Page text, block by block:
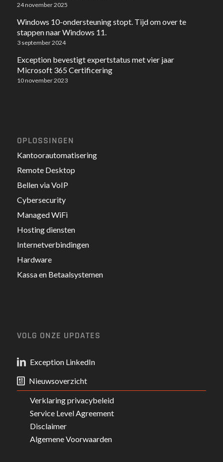
24 november 2025
Windows 10-ondersteuning stopt. Tijd om over te
stappen naar Windows 11.
3 september 2024
Exception bevestigt expertstatus met vier jaar
Microsoft 365 Certificering
10 november 2023
OPLOSSINGEN
Kantoorautomatisering
Remote Desktop
Bellen via VoIP
Cybersecurity
Managed WiFi
Hosting diensten
Internetverbindingen
Hardware
Kassa en Betaalsystemen
VOLG ONZE UPDATES
Exception LinkedIn
Nieuwsoverzicht
Verklaring privacybeleid
Service Level Agreement
Disclaimer
Algemene Voorwaarden